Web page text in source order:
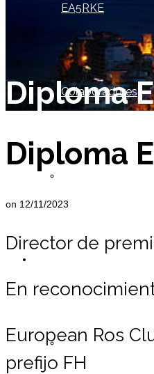
EA5RKE
Colaboradores
Registrarse ERC
Diploma
Diploma
on 12/11/2023
Director de
En
European Ros
prefijo FH